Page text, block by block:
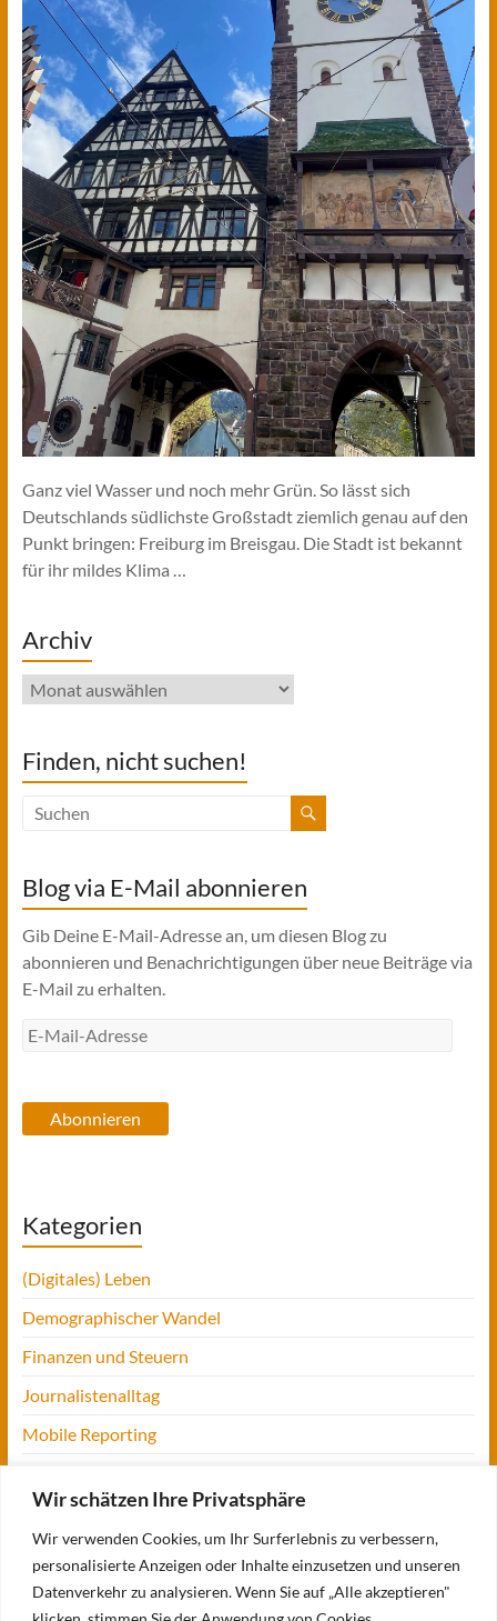
Wir schätzen Ihre Privatsphäre
Wir verwenden Cookies, um Ihr Surferlebnis zu verbessern,
personalisierte Anzeigen oder Inhalte einzusetzen und unseren
Datenverkehr zu analysieren. Wenn Sie auf „Alle akzeptieren"
Ganz viel Wasser und noch mehr Grün. So lässt sich
Deutschlands südlichste Großstadt ziemlich genau auf den
Punkt bringen: Freiburg im Breisgau. Die Stadt ist bekannt
für ihr mildes Klima …
Archiv
Archiv
Finden, nicht suchen!
Blog via E-Mail abonnieren
Gib Deine E-Mail-Adresse an, um diesen Blog zu
abonnieren und Benachrichtigungen über neue Beiträge via
E-Mail zu erhalten.
E-
Abonnieren
Kategorien
(Digitales) Leben
Demographischer Wandel
Finanzen und Steuern
Journalistenalltag
Mobile Reporting
Tansania
UofM
Verbraucherjournalismus